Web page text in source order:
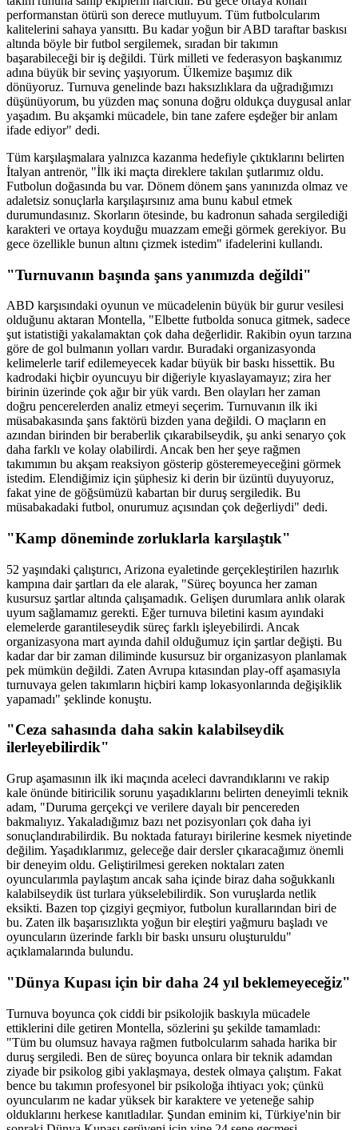
performanstan ötürü son derece mutluyum. Tüm futbolcularım
kalitelerini sahaya yansıttı. Bu kadar yoğun bir ABD taraftar baskısı
altında böyle bir futbol sergilemek, sıradan bir takımın
başarabileceği bir iş değildi. Türk milleti ve federasyon başkanımız
adına büyük bir sevinç yaşıyorum. Ülkemize başımız dik
dönüyoruz. Turnuva genelinde bazı haksızlıklara da uğradığımızı
düşünüyorum, bu yüzden maç sonuna doğru oldukça duygusal anlar
yaşadım. Bu akşamki mücadele, bin tane zafere eşdeğer bir anlam
ifade ediyor" dedi.
Tüm karşılaşmalara yalnızca kazanma hedefiyle çıktıklarını belirten
İtalyan antrenör, "İlk iki maçta direklere takılan şutlarımız oldu.
Futbolun doğasında bu var. Dönem dönem şans yanınızda olmaz ve
adaletsiz sonuçlarla karşılaşırsınız ama bunu kabul etmek
durumundasınız. Skorların ötesinde, bu kadronun sahada sergilediği
karakteri ve ortaya koyduğu muazzam emeği görmek gerekiyor. Bu
gece özellikle bunun altını çizmek istedim" ifadelerini kullandı.
"Turnuvanın başında şans yanımızda değildi"
ABD karşısındaki oyunun ve mücadelenin büyük bir gurur vesilesi
olduğunu aktaran Montella, "Elbette futbolda sonuca gitmek, sadece
şut istatistiği yakalamaktan çok daha değerlidir. Rakibin oyun tarzına
göre de gol bulmanın yolları vardır. Buradaki organizasyonda
kelimelerle tarif edilemeyecek kadar büyük bir baskı hissettik. Bu
kadrodaki hiçbir oyuncuyu bir diğeriyle kıyaslayamayız; zira her
birinin üzerinde çok ağır bir yük vardı. Ben olayları her zaman
doğru pencerelerden analiz etmeyi seçerim. Turnuvanın ilk iki
müsabakasında şans faktörü bizden yana değildi. O maçların en
azından birinden bir beraberlik çıkarabilseydik, şu anki senaryo çok
daha farklı ve kolay olabilirdi. Ancak ben her şeye rağmen
takımımın bu akşam reaksiyon gösterip gösteremeyeceğini görmek
istedim. Elendiğimiz için şüphesiz ki derin bir üzüntü duyuyoruz,
fakat yine de göğsümüzü kabartan bir duruş sergiledik. Bu
müsabakadaki futbol, onurumuz açısından çok değerliydi" dedi.
"Kamp döneminde zorluklarla karşılaştık"
52 yaşındaki çalıştırıcı, Arizona eyaletinde gerçekleştirilen hazırlık
kampına dair şartları da ele alarak, "Süreç boyunca her zaman
kusursuz şartlar altında çalışamadık. Gelişen durumlara anlık olarak
uyum sağlamamız gerekti. Eğer turnuva biletini kasım ayındaki
elemelerde garantileseydik süreç farklı işleyebilirdi. Ancak
organizasyona mart ayında dahil olduğumuz için şartlar değişti. Bu
kadar dar bir zaman diliminde kusursuz bir organizasyon planlamak
pek mümkün değildi. Zaten Avrupa kıtasından play-off aşamasıyla
turnuvaya gelen takımların hiçbiri kamp lokasyonlarında değişiklik
yapamadı" şeklinde konuştu.
"Ceza sahasında daha sakin kalabilseydik
ilerleyebilirdik"
Grup aşamasının ilk iki maçında aceleci davrandıklarını ve rakip
kale önünde bitiricilik sorunu yaşadıklarını belirten deneyimli teknik
adam, "Duruma gerçekçi ve verilere dayalı bir pencereden
bakmalıyız. Yakaladığımız bazı net pozisyonları çok daha iyi
sonuçlandırabilirdik. Bu noktada faturayı birilerine kesmek niyetinde
değilim. Yaşadıklarımız, geleceğe dair dersler çıkaracağımız önemli
bir deneyim oldu. Geliştirilmesi gereken noktaları zaten
oyuncularımla paylaştım ancak saha içinde biraz daha soğukkanlı
kalabilseydik üst turlara yükselebilirdik. Son vuruşlarda netlik
eksikti. Bazen top çizgiyi geçmiyor, futbolun kurallarından biri de
bu. Zaten ilk başarısızlıkta yoğun bir eleştiri yağmuru başladı ve
oyuncuların üzerinde farklı bir baskı unsuru oluşturuldu"
açıklamalarında bulundu.
"Dünya Kupası için bir daha 24 yıl beklemeyeceğiz"
Turnuva boyunca çok ciddi bir psikolojik baskıyla mücadele
ettiklerini dile getiren Montella, sözlerini şu şekilde tamamladı:
"Tüm bu olumsuz havaya rağmen futbolcularım sahada harika bir
duruş sergiledi. Ben de süreç boyunca onlara bir teknik adamdan
ziyade bir psikolog gibi yaklaşmaya, destek olmaya çalıştım. Fakat
bence bu takımın profesyonel bir psikoloğa ihtiyacı yok; çünkü
oyuncularım ne kadar yüksek bir karaktere ve yeteneğe sahip
olduklarını herkese kanıtladılar. Şundan eminim ki, Türkiye'nin bir